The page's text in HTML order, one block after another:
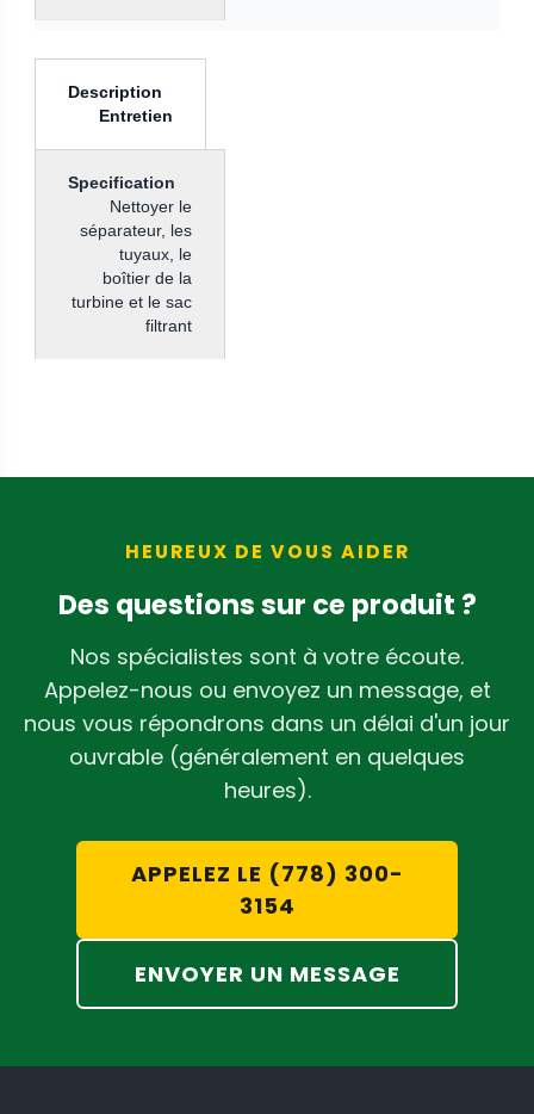
Entretien
Nettoyer le
séparateur, les
tuyaux, le
boîtier de la
turbine et le sac
filtrant
HEUREUX DE VOUS AIDER
Des questions sur ce produit ?
Nos spécialistes sont à votre écoute.
Appelez-nous ou envoyez un message, et
nous vous répondrons dans un délai d'un jour
ouvrable (généralement en quelques
heures).
APPELEZ LE (778) 300-
3154
ENVOYER UN MESSAGE